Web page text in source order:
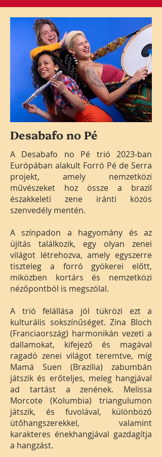
Desabafo no Pé
A Desabafo no Pé trió 2023-ban
Európában alakult Forró Pé de Serra
projekt, amely nemzetközi
művészeket hoz össze a brazil
északkeleti zene iránti közös
szenvedély mentén.
A színpadon a hagyomány és az
újítás találkozik, egy olyan zenei
világot létrehozva, amely egyszerre
tiszteleg a forró gyökerei előtt,
miközben kortárs és nemzetközi
nézőpontból is megszólal.
A trió felállása jól tükrözi ezt a
kulturális sokszínűséget. Zina Bloch
(Franciaország) harmonikán vezeti a
dallamokat, kifejező és magával
ragadó zenei világot teremtve, míg
Mamá Suen (Brazília) zabumbán
játszik és erőteljes, meleg hangjával
ad tartást a zenének. Melissa
Morcote (Kolumbia) triangulumon
játszik, és fuvolával, különböző
ütőhangszerekkel, valamint
karakteres énekhangjával gazdagítja
a hangzást.